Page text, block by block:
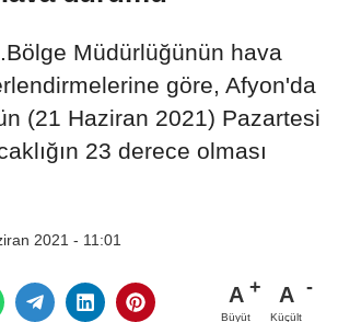
Müdürlüğünün hava
göre, Afyon'da
(21 Haziran 2021) Pazartesi
23 derece olması
2021 - 11:01
A
Büyüt
A
Küçült